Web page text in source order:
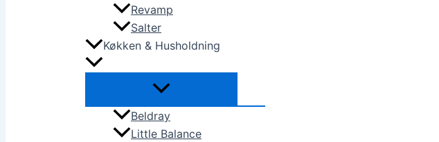
Revamp
Salter
Køkken & Husholdning
Beldray
Little Balance